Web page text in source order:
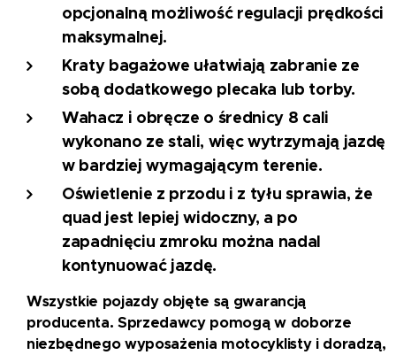
opcjonalną możliwość regulacji prędkości
maksymalnej.
Kraty bagażowe ułatwiają zabranie ze
sobą dodatkowego plecaka lub torby.
Wahacz i obręcze o średnicy 8 cali
wykonano ze stali, więc wytrzymają jazdę
w bardziej wymagającym terenie.
Oświetlenie z przodu i z tyłu sprawia, że
quad jest lepiej widoczny, a po
zapadnięciu zmroku można nadal
kontynuować jazdę.
Wszystkie pojazdy objęte są gwarancją
producenta. Sprzedawcy pomogą w doborze
niezbędnego wyposażenia motocyklisty i doradzą,